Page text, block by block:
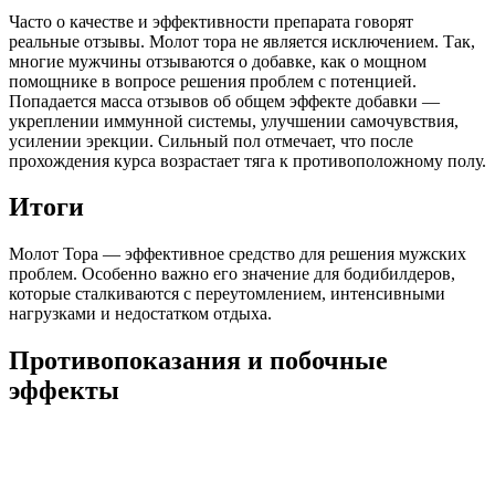
Часто о качестве и эффективности препарата говорят
реальные отзывы. Молот тора не является исключением. Так,
многие мужчины отзываются о добавке, как о мощном
помощнике в вопросе решения проблем с потенцией.
Попадается масса отзывов об общем эффекте добавки —
укреплении иммунной системы, улучшении самочувствия,
усилении эрекции. Сильный пол отмечает, что после
прохождения курса возрастает тяга к противоположному полу.
Итоги
Молот Тора — эффективное средство для решения мужских
проблем. Особенно важно его значение для бодибилдеров,
которые сталкиваются с переутомлением, интенсивными
нагрузками и недостатком отдыха.
Противопоказания и побочные
эффекты